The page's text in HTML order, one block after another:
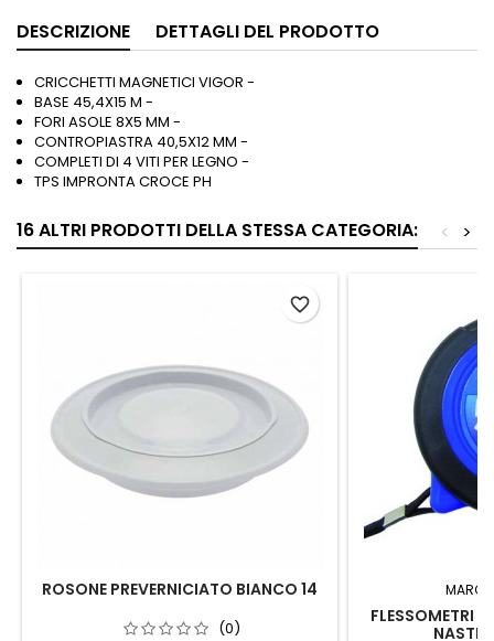
DESCRIZIONE DETTAGLI DEL PRODOTTO
CRICCHETTI MAGNETICI VIGOR -
BASE 45,4X15 M -
FORI ASOLE 8X5 MM -
CONTROPIASTRA 40,5X12 MM -
COMPLETI DI 4 VITI PER LEGNO -
TPS IMPRONTA CROCE PH
16 ALTRI PRODOTTI DELLA STESSA CATEGORIA: >
<
ROSONE PREVERNICIATO BIANCO 14
(0)
favorite_border
FLESSOMETRI